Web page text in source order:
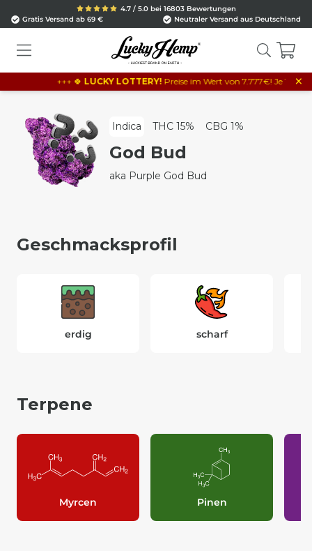
4.7 / 5.0 bei 16803 Bewertungen
Gratis Versand ab 69 €
Neutraler Versand aus Deutschland
+++ 🍀LUCKY LOTTERY!Preise im Wert von 7.777€! Je 10€ ×
Indica THC 15% CBG 1%
God Bud
aka Purple God Bud
Geschmacksprofil
erdig scharf
Terpene
Myrcen Pinen